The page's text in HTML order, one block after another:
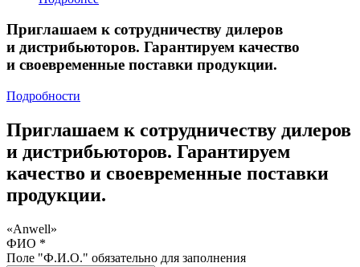
Приглашаем к сотрудничеству дилеров
и дистрибьюторов. Гарантируем качество
и своевременные поставки продукции.
Подробности
Приглашаем к сотрудничеству дилеров
и дистрибьюторов. Гарантируем
качество и своевременные поставки
продукции.
«Anwell»
ФИО *
Поле "Ф.И.О." обязательно для заполнения